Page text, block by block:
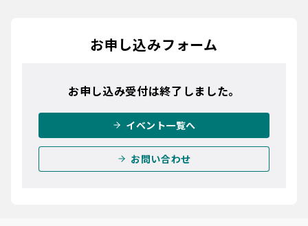
お申し込みフォーム
お申し込み受付は終了しました。
イベント一覧へ
お問い合わせ